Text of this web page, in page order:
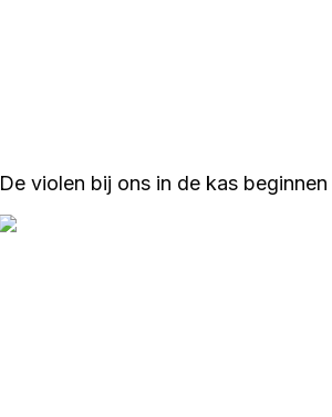
De violen bij ons in de kas